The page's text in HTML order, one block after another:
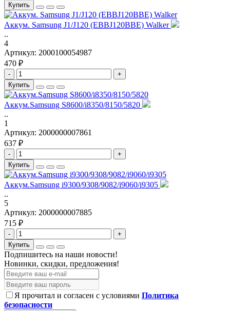
Купить
Аккум. Samsung J1/J120 (EBBJ120BBE) Walker
..
4
Артикул: 2000100054987
470 ₽
-
+
Купить
Аккум.Samsung S8600/i8350/8150/5820
..
1
Артикул: 2000000007861
637 ₽
-
+
Купить
Аккум.Samsung i9300/9308/9082/i9060/i9305
..
5
Артикул: 2000000007885
715 ₽
-
+
Купить
Подпишитесь на наши новости!
Новинки, скидки, предложения!
Я прочитал и согласен с условиями Политика
безопасности